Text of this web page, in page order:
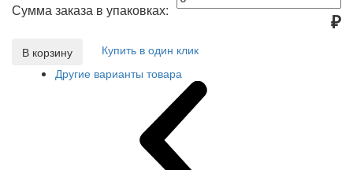
Сумма заказа в упаковках: ₽
В корзину
Купить в один клик
Другие варианты товара